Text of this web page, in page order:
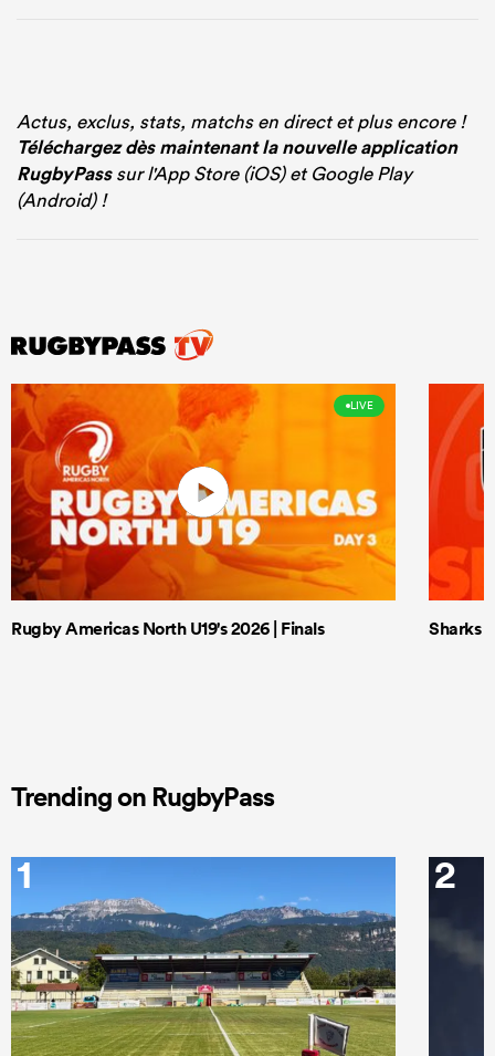
Actus, exclus, stats, matchs en direct et plus encore !
Téléchargez dès maintenant la nouvelle application
RugbyPasssur l'App Store (iOS) et Google Play
(Android) !
LIVE
Rugby Americas North U19's 2026 | Finals Sharks
Trending on RugbyPass
1 2